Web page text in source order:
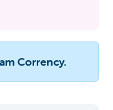
Corrency.